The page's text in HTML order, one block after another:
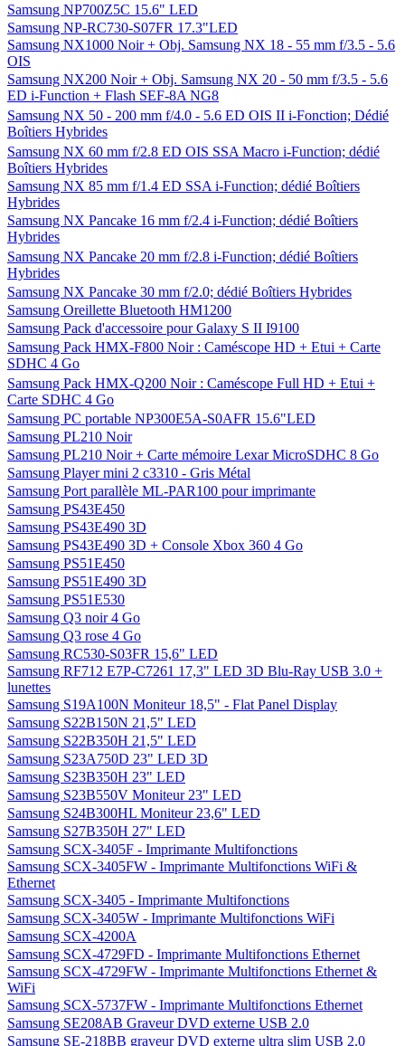
Samsung NP700Z5C 15.6" LED
Samsung NP-RC730-S07FR 17.3"LED
Samsung NX1000 Noir + Obj. Samsung NX 18 - 55 mm f/3.5 - 5.6
OIS
Samsung NX200 Noir + Obj. Samsung NX 20 - 50 mm f/3.5 - 5.6
ED i-Function + Flash SEF-8A NG8
Samsung NX 50 - 200 mm f/4.0 - 5.6 ED OIS II i-Fonction; Dédié
Boîtiers Hybrides
Samsung NX 60 mm f/2.8 ED OIS SSA Macro i-Function; dédié
Boîtiers Hybrides
Samsung NX 85 mm f/1.4 ED SSA i-Function; dédié Boîtiers
Hybrides
Samsung NX Pancake 16 mm f/2.4 i-Function; dédié Boîtiers
Hybrides
Samsung NX Pancake 20 mm f/2.8 i-Function; dédié Boîtiers
Hybrides
Samsung NX Pancake 30 mm f/2.0; dédié Boîtiers Hybrides
Samsung Oreillette Bluetooth HM1200
Samsung Pack d'accessoire pour Galaxy S II I9100
Samsung Pack HMX-F800 Noir : Caméscope HD + Etui + Carte
SDHC 4 Go
Samsung Pack HMX-Q200 Noir : Caméscope Full HD + Etui +
Carte SDHC 4 Go
Samsung PC portable NP300E5A-S0AFR 15.6"LED
Samsung PL210 Noir
Samsung PL210 Noir + Carte mémoire Lexar MicroSDHC 8 Go
Samsung Player mini 2 c3310 - Gris Métal
Samsung Port parallèle ML-PAR100 pour imprimante
Samsung PS43E450
Samsung PS43E490 3D
Samsung PS43E490 3D + Console Xbox 360 4 Go
Samsung PS51E450
Samsung PS51E490 3D
Samsung PS51E530
Samsung Q3 noir 4 Go
Samsung Q3 rose 4 Go
Samsung RC530-S03FR 15,6" LED
Samsung RF712 E7P-C7261 17,3" LED 3D Blu-Ray USB 3.0 +
lunettes
Samsung S19A100N Moniteur 18,5" - Flat Panel Display
Samsung S22B150N 21,5" LED
Samsung S22B350H 21,5" LED
Samsung S23A750D 23" LED 3D
Samsung S23B350H 23" LED
Samsung S23B550V Moniteur 23" LED
Samsung S24B300HL Moniteur 23,6" LED
Samsung S27B350H 27" LED
Samsung SCX-3405F - Imprimante Multifonctions
Samsung SCX-3405FW - Imprimante Multifonctions WiFi &
Ethernet
Samsung SCX-3405 - Imprimante Multifonctions
Samsung SCX-3405W - Imprimante Multifonctions WiFi
Samsung SCX-4200A
Samsung SCX-4729FD - Imprimante Multifonctions Ethernet
Samsung SCX-4729FW - Imprimante Multifonctions Ethernet &
WiFi
Samsung SCX-5737FW - Imprimante Multifonctions Ethernet
Samsung SE208AB Graveur DVD externe USB 2.0
Samsung SE-218BB graveur DVD externe ultra slim USB 2.0